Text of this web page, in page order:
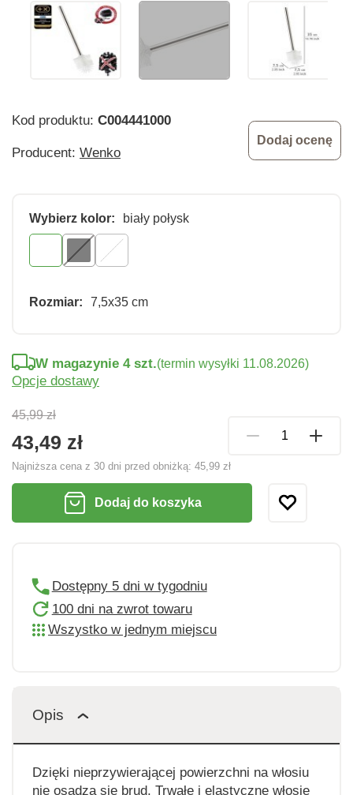
Kod produktu: C004441000
Producent: Wenko
Dodaj ocenę
Wybierz kolor: biały połysk
Rozmiar: 7,5x35 cm
45,99 zł
43,49 zł
Najniższa cena z 30 dni przed obniżką: 45,99 zł
W magazynie 4 szt.(termin wysyłki 11.08.2026)
Opcje dostawy
Dodaj do koszyka
Dostępny 5 dni w tygodniu
100 dni na zwrot towaru
Wszystko w jednym miejscu
Opis
Dzięki nieprzywierającej powierzchni na włosiu
nie osadza się brud. Trwałe i elastyczne włosie